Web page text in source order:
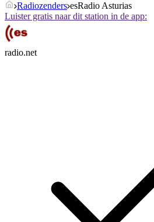
Radiozenders esRadio Asturias
Luister gratis naar dit station in de app:
radio.net